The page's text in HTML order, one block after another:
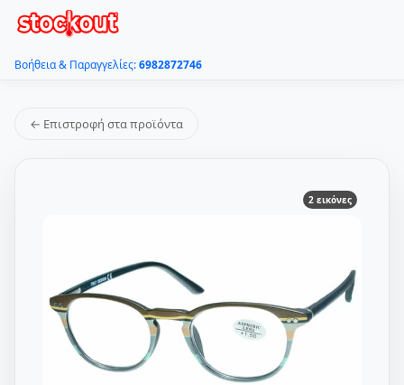
Βοήθεια & Παραγγελίες:6982872746
← Επιστροφή στα προϊόντα
2 εικόνες